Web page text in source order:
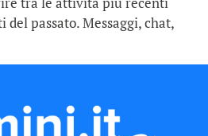
passato. Messaggi, chat,